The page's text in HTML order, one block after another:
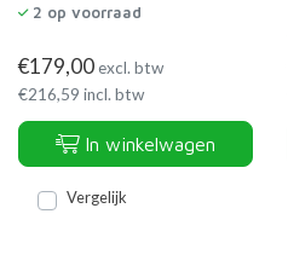
2 op voorraad
€179,00excl. btw
€216,59 incl. btw
In winkelwagen
Vergelijk